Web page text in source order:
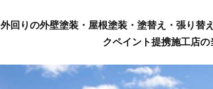
外回りの外壁塗装・屋根塗装・塗替え・張り替
クペイント提携施工店